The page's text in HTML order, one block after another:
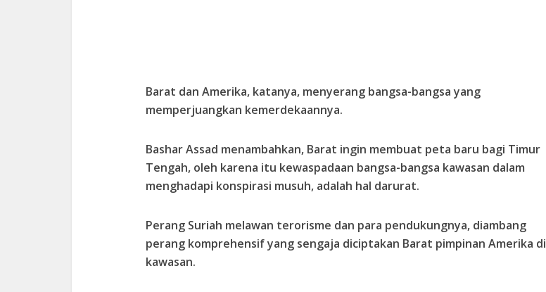
Barat dan Amerika, katanya, menyerang bangsa-bangsa yang
memperjuangkan kemerdekaannya.
Bashar Assad menambahkan, Barat ingin membuat peta baru bagi Timur
Tengah, oleh karena itu kewaspadaan bangsa-bangsa kawasan dalam
menghadapi konspirasi musuh, adalah hal darurat.
Perang Suriah melawan terorisme dan para pendukungnya, diambang
perang komprehensif yang sengaja diciptakan Barat pimpinan Amerika di
kawasan.